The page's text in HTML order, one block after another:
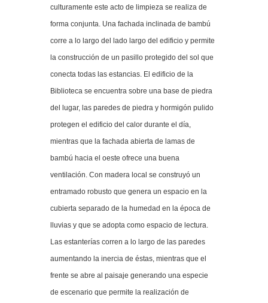
culturamente este acto de limpieza se realiza de
forma conjunta. Una fachada inclinada de bambú
corre a lo largo del lado largo del edificio y permite
la construcción de un pasillo protegido del sol que
conecta todas las estancias. El edificio de la
Biblioteca se encuentra sobre una base de piedra
del lugar, las paredes de piedra y hormigón pulido
protegen el edificio del calor durante el día,
mientras que la fachada abierta de lamas de
bambú hacia el oeste ofrece una buena
ventilación. Con madera local se construyó un
entramado robusto que genera un espacio en la
cubierta separado de la humedad en la época de
lluvias y que se adopta como espacio de lectura.
Las estanterías corren a lo largo de las paredes
aumentando la inercia de éstas, mientras que el
frente se abre al paisaje generando una especie
de escenario que permite la realización de